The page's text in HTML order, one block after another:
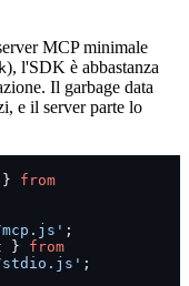
MCP minimale
), l'SDK è abbastanza
Il garbage data
e il server parte lo
} from
;
} from
stdio.js' ;